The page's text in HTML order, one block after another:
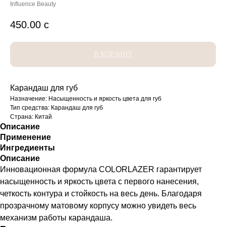
Influence Beauty
450.00 с
В КОРЗИНУ
Карандаш для губ
Назначение: Насыщенность и яркость цвета для губ
Тип средства: Карандаш для губ
Страна: Китай
Описание
Применение
Ингредиенты
Описание
Инновационная формула COLORLAZER гарантирует
насыщенность и яркость цвета с первого нанесения,
четкость контура и стойкость на весь день. Благодаря
прозрачному матовому корпусу можно увидеть весь
механизм работы карандаша.